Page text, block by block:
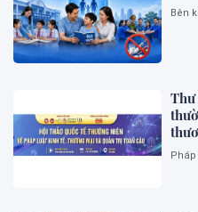
Bên
Pháp